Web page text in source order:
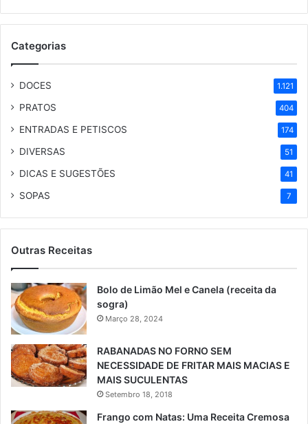
Categorias
DOCES 1.121
PRATOS 404
ENTRADAS E PETISCOS 174
DIVERSAS 51
DICAS E SUGESTÕES 41
SOPAS 7
Outras Receitas
Bolo de Limão Mel e Canela (receita da
sogra)
Março 28, 2024
RABANADAS NO FORNO SEM
NECESSIDADE DE FRITAR MAIS MACIAS E
MAIS SUCULENTAS
Setembro 18, 2018
Frango com Natas: Uma Receita Cremosa